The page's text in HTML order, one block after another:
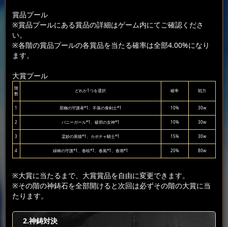
賞品プール
※賞品プールにある賞品の詳細はゲーム内にてご確認くださ
い。
※各階の賞品プールの各賞品を当たる確率は全部4.00%になり
ます。
大賞プール
階
数
どれか1つを選択 確率 戦力
1 星幽の守護者*1、不落の青剣士*1 10% 30w
2 バニーガール*1、破邪の女神*1 10% 30w
3 霊妙の黒猫*1、カボチャ騎士*1 15% 30w
4 緑林の守護*1、春暁*1、春風*1、春潮*1 20% 80w
※大賞に当たるまで、大賞賞品を自由に変更できます。
※その階の神鋳石を全部開けると次回は必ずその階の大賞に当
たります。
2.神鋳対決